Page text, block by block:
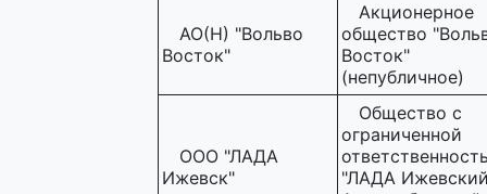
АО(Н) "Вольво
Восток"
Акционерное
общество
Восток"
(непубличное)
ООО "ЛАДА
Ижевск"
Общество с
ограниченной
"ЛАДА